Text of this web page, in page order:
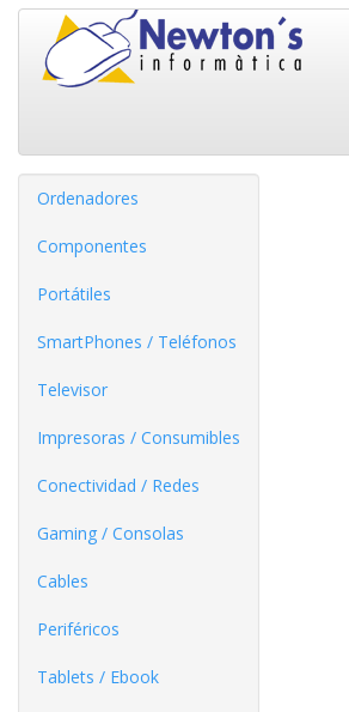
Ordenadores
Componentes
Portátiles
SmartPhones / Teléfonos
Televisor
Impresoras / Consumibles
Conectividad / Redes
Gaming / Consolas
Cables
Periféricos
Tablets / Ebook